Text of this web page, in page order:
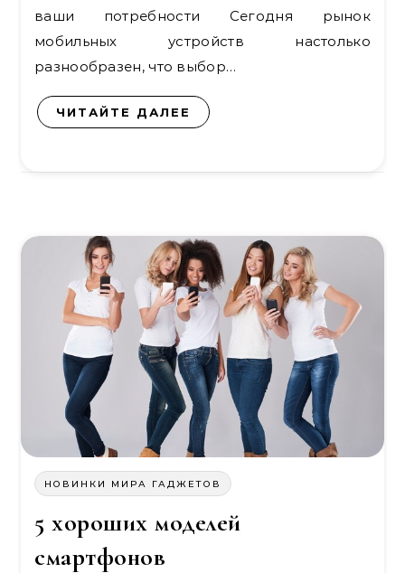
ваши потребности Сегодня рынок
мобильных устройств настолько
разнообразен, что выбор…
ЧИТАЙТЕ ДАЛЕЕ
НОВИНКИ МИРА ГАДЖЕТОВ
5 хороших моделей
смартфонов